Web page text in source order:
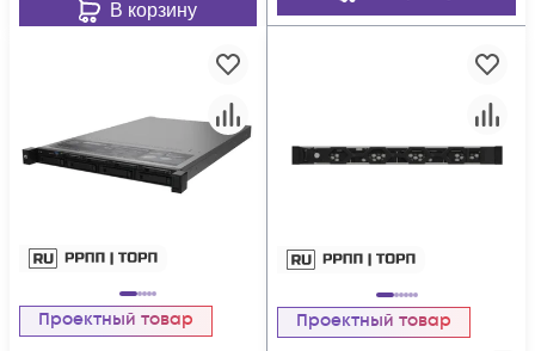
В корзину
Проектный товар Проектный товар